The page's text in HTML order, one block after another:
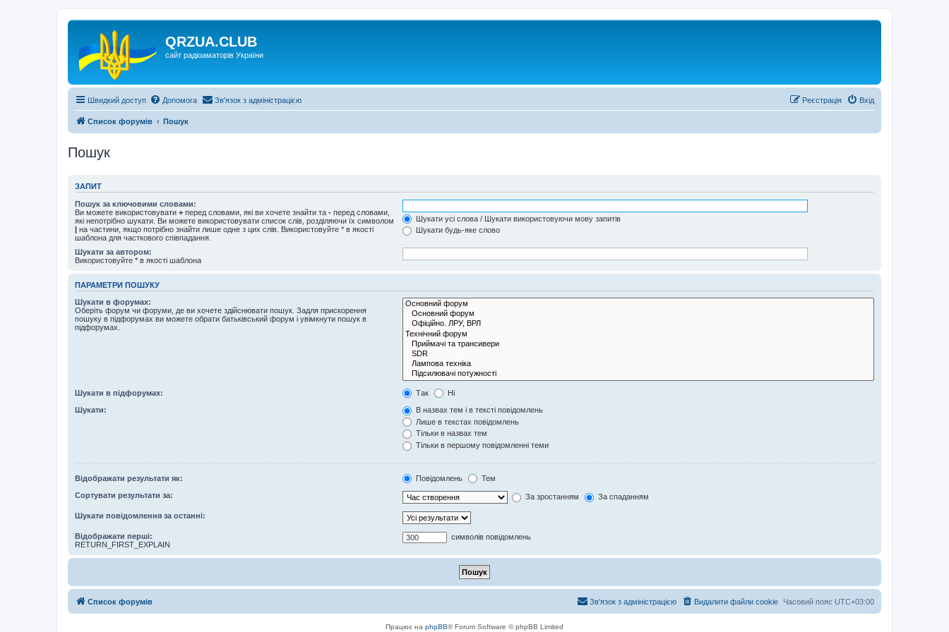
QRZUA.CLUB
сайт радіоаматорів України
Швидкий доступ Допомога Зв'язок з адміністрацією Вхід
Реєстрація
Список форумів Пошук
Пошук
ЗАПИТ
Пошук за ключовими словами:
Ви можете використовувати + перед словами, які ви хочете знайти та - перед словами,
які непотрібно шукати. Ви можете використовувати список слів, розділяючи їх символом
| на частини, якщо потрібно знайти лише одне з цих слів. Використовуйте * в якості
шаблона для часткового співпадання.
Шукати усі слова / Шукати використовуючи мову запитів
Шукати будь-яке слово
Шукати за автором:
Використовуйте * в якості шаблона
ПАРАМЕТРИ ПОШУКУ
Шукати в форумах:
Оберіть форум чи форуми, де ви хочете здійснювати пошук. Задля прискорення
пошуку в підфорумах ви можете обрати батьківський форум і увімкнути пошук в
підфорумах.
Шукати в підфорумах: Так Ні
Шукати:
В назвах тем і в тексті повідомлень
Лише в текстах повідомлень
Тільки в назвах тем
Тільки в першому повідомленні теми
Відображати результати як: Повідомлень Тем
Сортувати результати за: За зростанням За спаданням
Шукати повідомлення за останні:
Відображати перші:
RETURN_FIRST_EXPLAIN
символів повідомлень
Список форумів Часовий пояс UTC+03:00
Видалити файли cookie
Зв'язок з адміністрацією
Працює на phpBB® Forum Software © phpBB Limited